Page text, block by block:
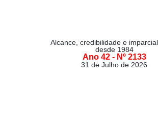
Alcance, credibilidade e
desde 1984
Ano 42 - Nº 2133
31 de Julho de 2026